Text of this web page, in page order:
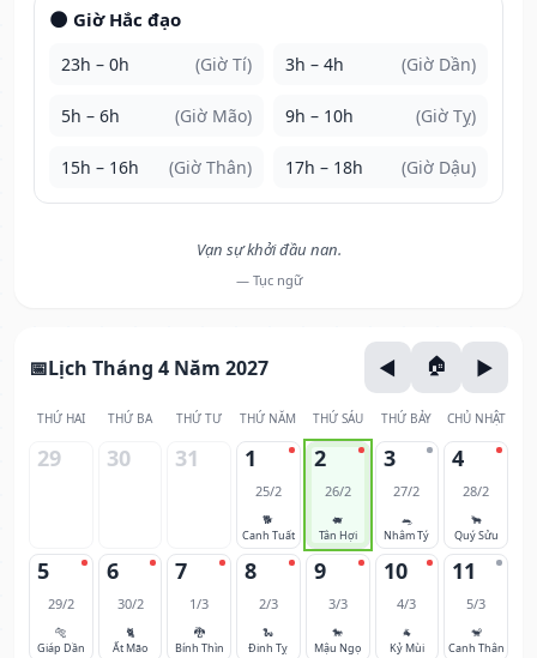
🌑 Giờ Hắc đạo
23h – 0h (Giờ Tí) 3h – 4h (Giờ Dần)
5h – 6h (Giờ Mão) 9h – 10h (Giờ Tỵ)
15h – 16h (Giờ Thân) 17h – 18h (Giờ Dậu)
Vạn sự khởi đầu nan.
— Tục ngữ
Lịch Tháng 4 Năm 2027
THỨ HAI THỨ BA THỨ TƯ THỨ NĂM THỨ SÁU THỨ BẢY CHỦ NHẬT
29 30 31 1
25/2
🐕
Canh Tuất
2
26/2
🐖
Tân Hợi
3
27/2
🐀
Nhâm Tý
4
28/2
🐂
Quý Sửu
5
29/2
🐅
Giáp Dần
6
30/2
🐈
Ất Mão
7
1/3
🐉
Bính Thìn
8
2/3
🐍
Đinh Tỵ
9
3/3
🐎
Mậu Ngọ
10
4/3
🐐
Kỷ Mùi
11
5/3
🐒
Canh Thân